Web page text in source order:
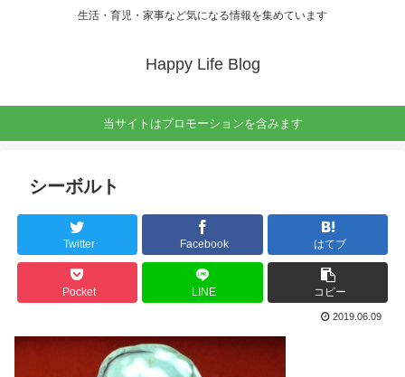
生活・育児・家事など気になる情報を集めています
Happy Life Blog
当サイトはプロモーションを含みます
シーボルト
Twitter Facebook はてブ
Pocket LINE コピー
2019.06.09